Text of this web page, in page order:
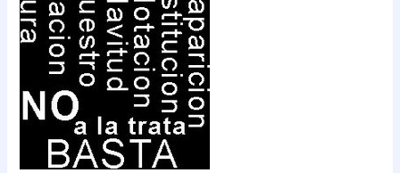
pedófilos
durante